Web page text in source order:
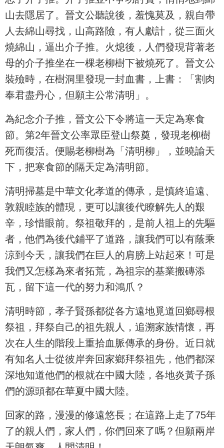
山去隱居了。晉文公聽說後，羞愧莫及，親自帶
人去綿山尋找，山高路險，有人獻計，從三面火
燒綿山，逼出介子推。火熄後，人們發現背著老
母的介子推坐在一棵老柳樹下被燒死了。晉文公
裝殮時，在樹洞里發現一封血書，上書：「割肉
奉君盡丹心，但願主公常清明」。
為紀念介子推，晉文公下令將這一天定為寒食
節。第2年晉文公率眾臣登山祭奠，發現老柳樹
死而復活。便賜老柳樹為「清明柳」，並曉諭天
下，把寒食節的隔天定為清明節。
清明掃墓是中華文化孝道的傳承，是慎終追遠、
敦親睦族的體現，更可以讓後代瞭解先人的艱
辛，珍惜眼前。祭祖敬拜的，是前人祖上的先驅
者，他們為後代鋪平了道路，讓我們可以有蔭乘
涼到今天，讓我們在巨人的肩膀上站起來！可是
我們又怎樣為來者拓荒，為祖宗的基業搬磚添
瓦，留下這一代的努力和鴻爪？
清明時節，孝子賢孫都從各方遠地覓道回鄉尋根
祭祖，拜祭自己的祖先親人，追溯家族情懷，再
次在人生的階段上重拾血脈傳承的身份。近日就
有知名人士從彼岸奔回家鄉拜祭祖先，他們都深
深地知道他們的根就在中國大陸，各地炎黃子孫
們的源頭都在華夏中國大陸。
回家的路，漫漫的修遠悠長；在這路上走了75年
了的親人們，家人們，你們回來了嗎？但願兩岸